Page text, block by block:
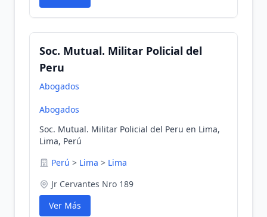
Soc. Mutual. Militar Policial del
Peru
Abogados
Abogados
Soc. Mutual. Militar Policial del Peru en Lima,
Lima, Perú
Perú > Lima > Lima
Jr Cervantes Nro 189
Ver Más